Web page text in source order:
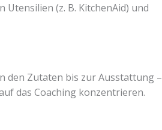
Utensilien (z. B. KitchenAid) und
den Zutaten bis zur Ausstattung –
das Coaching konzentrieren.